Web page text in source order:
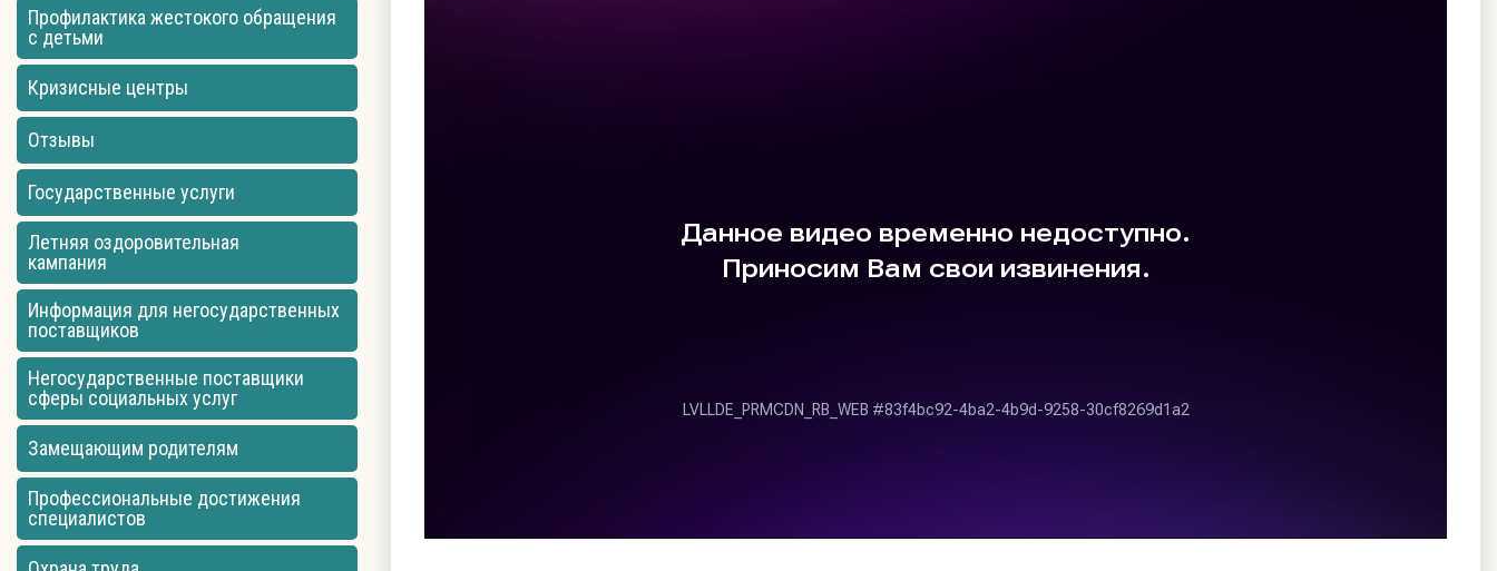
Профилактика жестокого обращения
с детьми
Кризисные центры
Отзывы
Государственные услуги
Летняя оздоровительная
кампания
Информация для негосударственных
поставщиков
Негосударственные поставщики
сферы социальных услуг
Замещающим родителям
Профессиональные достижения
специалистов